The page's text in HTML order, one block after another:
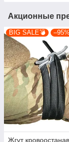
Акционные
BIG SALE💣 –95%
Жгут